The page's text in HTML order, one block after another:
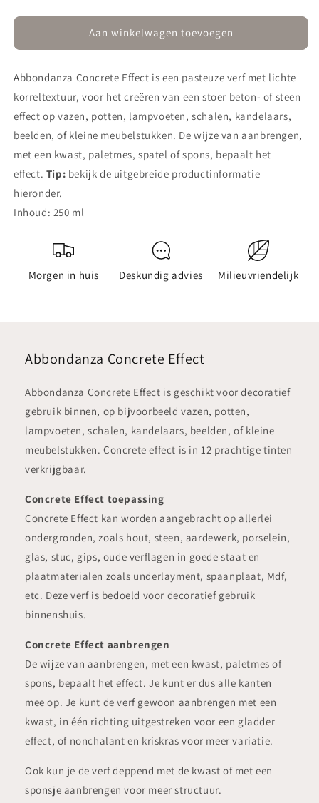
Effect
Stone
Effect
Warm
Stone
Aan winkelwagen toevoegen
Abbondanza Concrete Effect is een pasteuze verf met lichte
korreltextuur, voor het creëren van een stoer beton- of steen
effect op vazen, potten, lampvoeten, schalen, kandelaars,
beelden, of kleine meubelstukken. De wijze van aanbrengen,
met een kwast, paletmes, spatel of spons, bepaalt het
effect. Tip: bekijk de uitgebreide productinformatie
hieronder.
Inhoud: 250 ml
Morgen in huis Deskundig advies Milieuvriendelijk
Abbondanza Concrete Effect
Abbondanza Concrete Effect is geschikt voor decoratief
gebruik binnen, op bijvoorbeeld vazen, potten,
lampvoeten, schalen, kandelaars, beelden, of kleine
meubelstukken. Concrete effect is in 12 prachtige tinten
verkrijgbaar.
Concrete Effect toepassing
Concrete Effect kan worden aangebracht op allerlei
ondergronden, zoals hout, steen, aardewerk, porselein,
glas, stuc, gips, oude verflagen in goede staat en
plaatmaterialen zoals underlayment, spaanplaat, Mdf,
etc. Deze verf is bedoeld voor decoratief gebruik
binnenshuis.
Concrete Effect aanbrengen
De wijze van aanbrengen, met een kwast, paletmes of
spons, bepaalt het effect. Je kunt er dus alle kanten
mee op. Je kunt de verf gewoon aanbrengen met een
kwast, in één richting uitgestreken voor een gladder
effect, of nonchalant en kriskras voor meer variatie.
Ook kun je de verf deppend met de kwast of met een
sponsje aanbrengen voor meer structuur.